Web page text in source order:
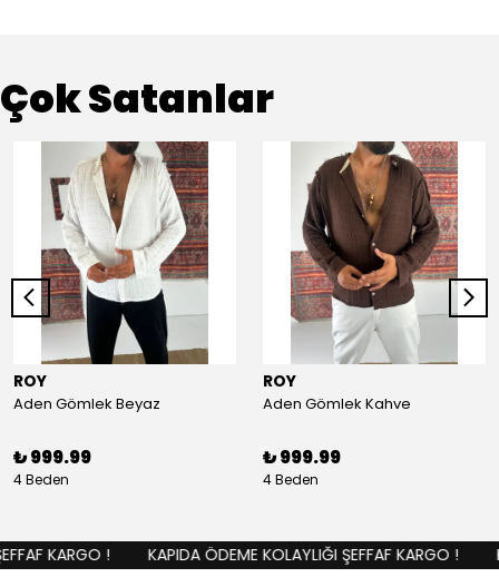
Çok Satanlar
ROY
Aden Gömlek Beyaz
₺ 999.99
4 Beden
ROY
Aden Gömlek Kahve
₺ 999.99
4 Beden
KARGO ! KAPIDA ÖDEME KOLAYLIĞI ŞEFFAF KARGO !